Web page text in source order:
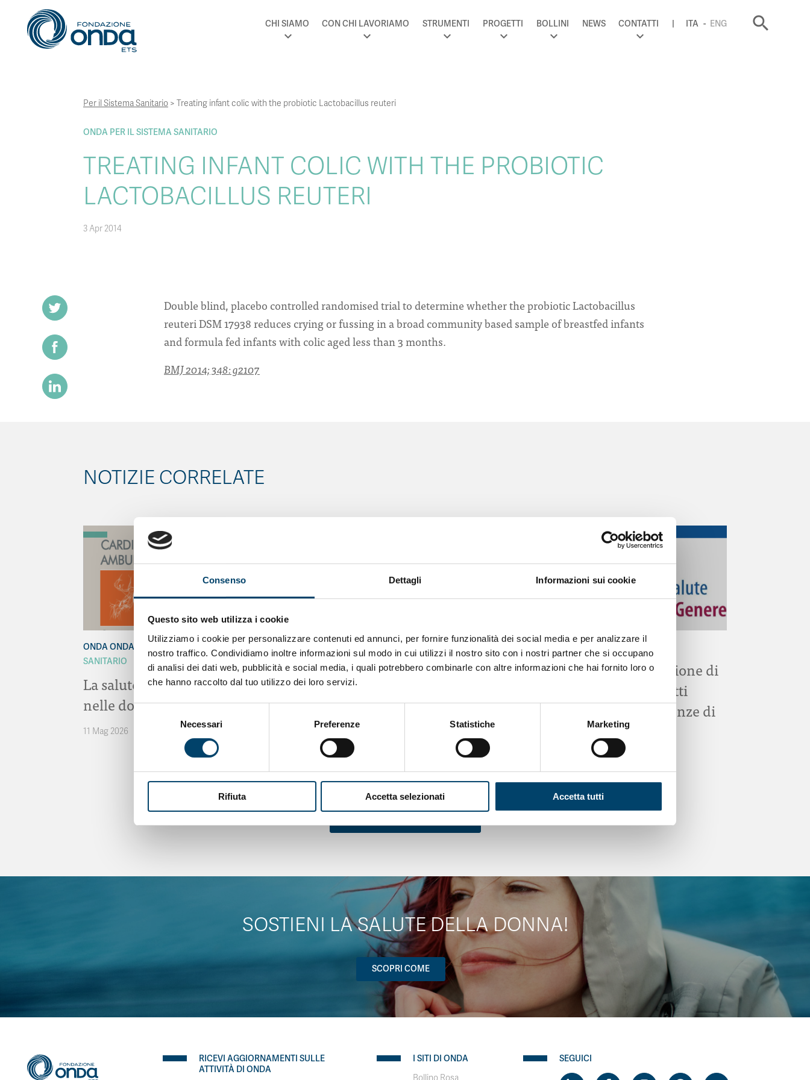
Consenso Dettagli Informazioni sui cookie
Questo sito web utilizza i cookie
Utilizziamo i cookie per personalizzare contenuti ed annunci, per fornire funzionalità dei social media e per analizzare il
nostro traffico. Condividiamo inoltre informazioni sul modo in cui utilizzi il nostro sito con i nostri partner che si occupano
di analisi dei dati web, pubblicità e social media, i quali potrebbero combinarle con altre informazioni che hai fornito loro o
che hanno raccolto dal tuo utilizzo dei loro servizi.
Selezione
Necessari Preferenze Statistiche Marketing
Rifiuta Accetta selezionati Accetta tutti
CHI SIAMO CON CHI LAVORIAMO STRUMENTI PROGETTI BOLLINI NEWS CONTATTI ITA ENG search
Per il Sistema Sanitario > Treating infant colic with the probiotic Lactobacillus reuteri
ONDA PER IL SISTEMA SANITARIO
TREATING INFANT COLIC WITH THE PROBIOTIC
LACTOBACILLUS REUTERI
3 Apr 2014
Double blind, placebo controlled randomised trial to determine whether the probiotic Lactobacillus
reuteri DSM 17938 reduces crying or fussing in a broad community based sample of breastfed infants
and formula fed infants with colic aged less than 3 months.
BMJ 2014; 348: g2107
NOTIZIE CORRELATE
ONDA ONDANOTIZIE
ONDA PER IL SISTEMA
SANITARIO
La salute cardiovascolare
nelle donne
11 Mag 2026
ONDA PER IL SISTEMA SANITARIO
Salu’. Dal dialogo alla cura
ONDA PER IL SISTEMA SANITARIO
Bando per l’assegnazione di
un premio per progetti
riguardanti le Differenze di
genere in pediatria
SOSTIENI LA SALUTE DELLA DONNA!
SCOPRI COME
RICEVI AGGIORNAMENTI SULLE
ATTIVITÀ DI ONDA
I SITI DI ONDA
Bollino Rosa
SEGUICI